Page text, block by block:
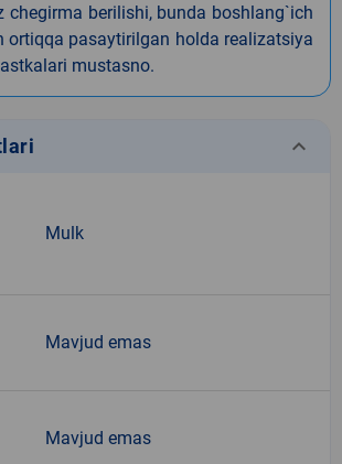
chegirma berilishi, bunda boshlang`ich
ortiqqa pasaytirilgan holda realizatsiya
mustasno.
keyboard_arrow_down
Mulk
Mavjud emas
Mavjud emas